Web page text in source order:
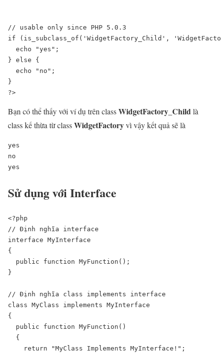
// usable only since PHP 5.0.3
if (is_subclass_of('WidgetFactory_Child',
echo "yes";
} else {
echo "no";
}
Bạn có thể thấy với ví dụ trên classWidgetFactory_Childlà
class kế thừa từ classWidgetFactoryvì vậy kết quả sẽ là
yes
no
yes
Sử dụng với Interface
<?php
// Định nghĩa interface
interface MyInterface
{
  public function MyFunction();
}
// Định nghĩa class implements interface
class MyClass implements MyInterface
{
  public function MyFunction()
  {
    return "MyClass Implements MyInterface!";